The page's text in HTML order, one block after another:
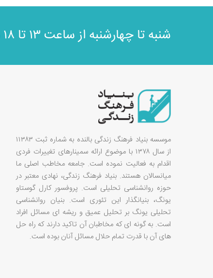
شنبه تا چهارشنبه از ساعت ۱۳ تا ۱۸
موسسه بنیاد فرهنگ زندگی بالنده به شماره ثبت ۱۱۳۸۳
از سال ۱۳۷۸ با موضوع ارائه سمینارهای تغییرات فردی
اقدام به فعالیت نموده است. جامعه مخاطب اصلی ما
میانسالان هستند. بنیاد فرهنگ زندگی، نهادی معتبر در
حوزه روانشناسی تحلیلی است. پروفسور کارل گوستاو
یونگ، بنیانگذار این تئوری است. بنیان روانشناسی
تحلیلی یونگ بر تحلیل عمیق و ریشه ای مسائل افراد
است. به گونه ای که مخاطبان آن تاکید دارند که راه حل
های آن با قدرت تمام حلال مسائل آنان بوده است.